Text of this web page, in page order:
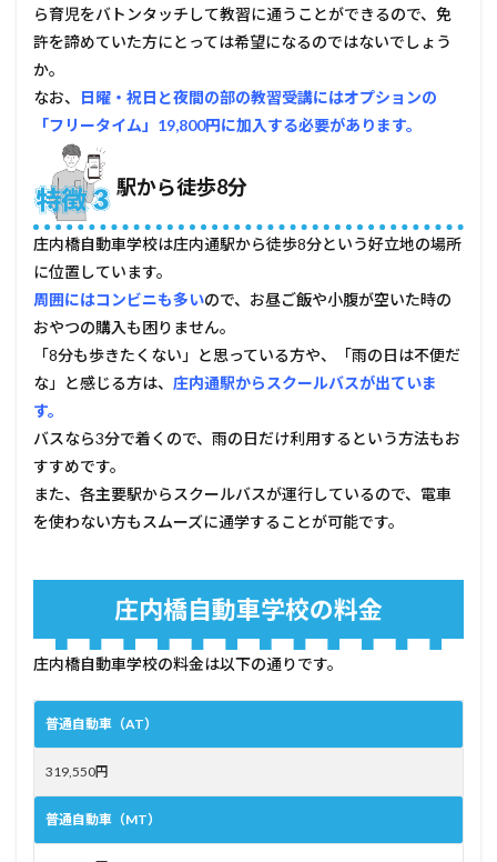
6
管理
メン
ト
ら育児をバトンタッチして教習に通うことができるので、免
許を諦めていた方にとっては希望になるのではないでしょう
か。
なお、
日曜・祝日と夜間の部の教習受講にはオプションの
「フリータイム」19,800円に加入する必要があります。
駅から徒歩8分
庄内橋自動車学校は庄内通駅から徒歩8分という好立地の場所
に位置しています。
周囲にはコンビニも多いので、お昼ご飯や小腹が空いた時の
おやつの購入も困りません。
「8分も歩きたくない」と思っている方や、「雨の日は不便だ
な」と感じる方は、 庄内通駅からスクールバスが出ていま
す。
バスなら3分で着くので、雨の日だけ利用するという方法もお
すすめです。
また、各主要駅からスクールバスが運行しているので、電車
を使わない方もスムーズに通学することが可能です。
庄内橋自動車学校の料金
庄内橋自動車学校の料金は以下の通りです。
普通自動車（AT）
319,550円
普通自動車（MT）